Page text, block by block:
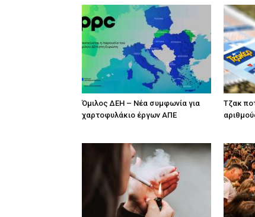
Όμιλος ΔΕΗ – Νέα συμφωνία για
χαρτοφυλάκιο έργων ΑΠΕ
Tζακ